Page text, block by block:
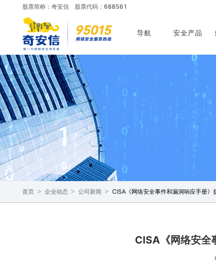
股票简称：奇安信 股票代码：688561
导航 安全产品
首页 > 企业动态 > 公司新闻 > CISA《网络安全事件和漏洞响应手册》
CISA《网络安全